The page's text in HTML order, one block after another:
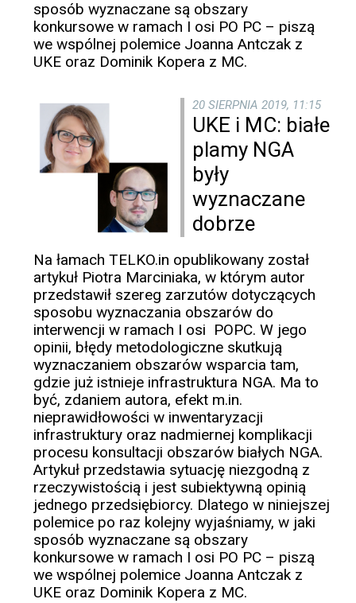
sposób wyznaczane są obszary
konkursowe w ramach I osi PO PC – piszą
we wspólnej polemice Joanna Antczak z
UKE oraz Dominik Kopera z MC.
20 SIERPNIA 2019, 11:15
UKE i MC: białe
plamy NGA
były
wyznaczane
dobrze
Na łamach TELKO.in opublikowany został
artykuł Piotra Marciniaka, w którym autor
przedstawił szereg zarzutów dotyczących
sposobu wyznaczania obszarów do
interwencji w ramach I osi POPC. W jego
opinii, błędy metodologiczne skutkują
wyznaczaniem obszarów wsparcia tam,
gdzie już istnieje infrastruktura NGA. Ma to
być, zdaniem autora, efekt m.in.
nieprawidłowości w inwentaryzacji
infrastruktury oraz nadmiernej komplikacji
procesu konsultacji obszarów białych NGA.
Artykuł przedstawia sytuację niezgodną z
rzeczywistością i jest subiektywną opinią
jednego przedsiębiorcy. Dlatego w niniejszej
polemice po raz kolejny wyjaśniamy, w jaki
sposób wyznaczane są obszary
konkursowe w ramach I osi PO PC – piszą
we wspólnej polemice Joanna Antczak z
UKE oraz Dominik Kopera z MC.